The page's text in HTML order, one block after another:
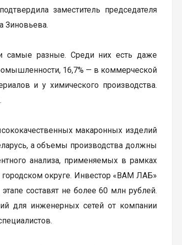
заместитель председателя
Зиновьева.
самые разные. Среди них есть даже
16,7% — в коммерческой
и у химического производства.
макаронных изделий
а объемы производства должны
анализа, применяемых в рамках
округе. Инвестор «ВАМ ЛАБ»
составят не более 60 млн рублей.
для инженерных сетей от компании